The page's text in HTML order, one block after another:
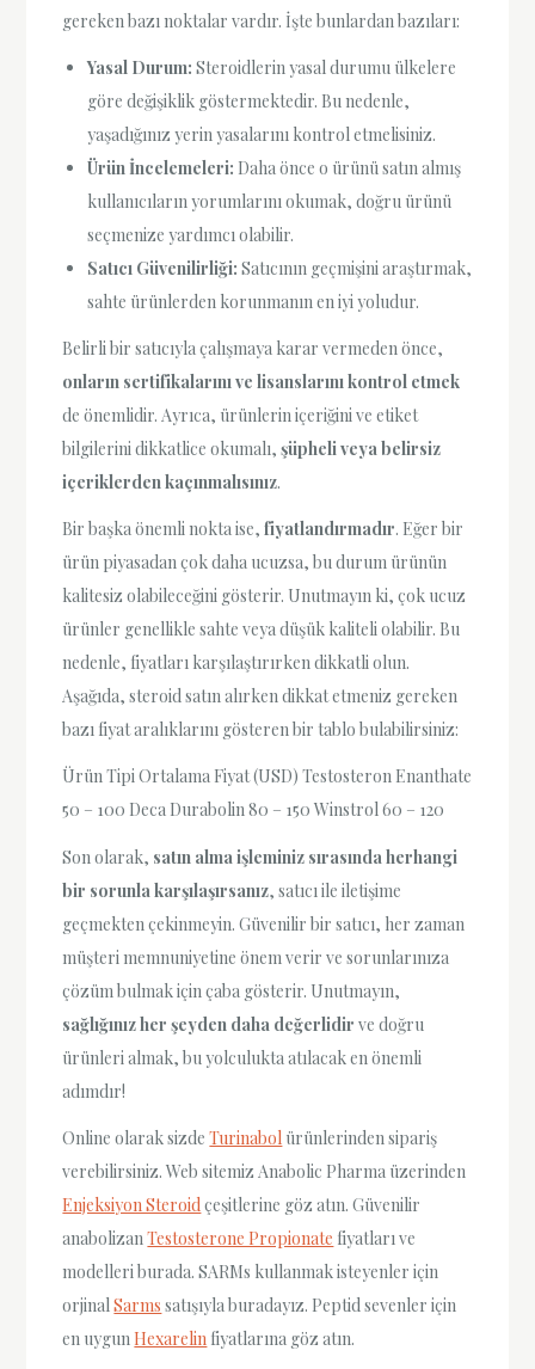
gereken bazı noktalar vardır. İşte bunlardan bazıları:
Yasal Durum: Steroidlerin yasal durumu ülkelere
göre değişiklik göstermektedir. Bu nedenle,
yaşadığınız yerin yasalarını kontrol etmelisiniz.
Ürün İncelemeleri: Daha önce o ürünü satın almış
kullanıcıların yorumlarını okumak, doğru ürünü
seçmenize yardımcı olabilir.
Satıcı Güvenilirliği: Satıcının geçmişini araştırmak,
sahte ürünlerden korunmanın en iyi yoludur.
Belirli bir satıcıyla çalışmaya karar vermeden önce,
onların sertifikalarını ve lisanslarını kontrol etmek
de önemlidir. Ayrıca, ürünlerin içeriğini ve etiket
bilgilerini dikkatlice okumalı,şüpheli veya belirsiz
içeriklerden kaçınmalısınız.
Bir başka önemli nokta ise,fiyatlandırmadır. Eğer bir
ürün piyasadan çok daha ucuzsa, bu durum ürünün
kalitesiz olabileceğini gösterir. Unutmayın ki, çok ucuz
ürünler genellikle sahte veya düşük kaliteli olabilir. Bu
nedenle, fiyatları karşılaştırırken dikkatli olun.
Aşağıda, steroid satın alırken dikkat etmeniz gereken
bazı fiyat aralıklarını gösteren bir tablo bulabilirsiniz:
Ürün Tipi Ortalama Fiyat (USD) Testosteron Enanthate
50 – 100 Deca Durabolin 80 – 150 Winstrol 60 – 120
Son olarak, satın alma işleminiz sırasında herhangi
bir sorunla karşılaşırsanız, satıcı ile iletişime
geçmekten çekinmeyin. Güvenilir bir satıcı, her zaman
müşteri memnuniyetine önem verir ve sorunlarınıza
çözüm bulmak için çaba gösterir. Unutmayın,
sağlığınız her şeyden daha değerlidir ve doğru
ürünleri almak, bu yolculukta atılacak en önemli
adımdır!
Online olarak sizdeTurinabol ürünlerinden sipariş
verebilirsiniz. Web sitemiz Anabolic Pharma üzerinden
Enjeksiyon Steroid çeşitlerine göz atın. Güvenilir
anabolizanTestosterone Propionate fiyatları ve
modelleri burada. SARMs kullanmak isteyenler için
orjinalSarms satışıyla buradayız. Peptid sevenler için
en uygunHexarelin fiyatlarına göz atın.